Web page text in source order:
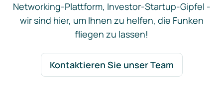
Networking-Plattform, Investor-Startup-Gipfel -
wir sind hier, um Ihnen zu helfen, die Funken
fliegen zu lassen!
Kontaktieren Sie unser Team